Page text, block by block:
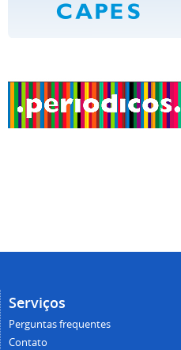
Serviços
Perguntas frequentes
Contato